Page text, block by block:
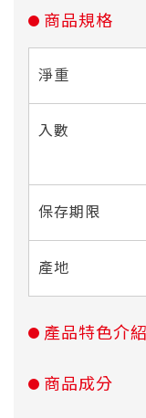
商品規格
淨重
入數
保存期限
產地
產品特色介紹
商品成分